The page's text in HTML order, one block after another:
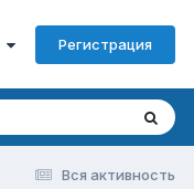
Регистрация
Вся активность